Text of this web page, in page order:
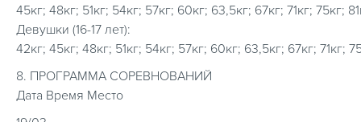
45кг; 48кг; 51кг; 54кг; 57кг; 60кг; 63,5кг; 67кг; 71кг; 75кг;
Девушки (16-17 лет):
42кг; 45кг; 48кг; 51кг; 54кг; 57кг; 60кг; 63,5кг; 67кг; 71кг;
8. ПРОГРАММА СОРЕВНОВАНИЙ
Дата Время Место